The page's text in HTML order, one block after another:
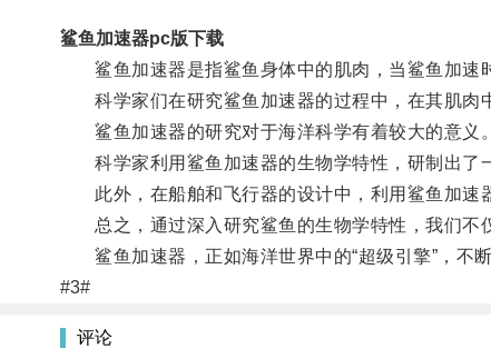
鲨鱼加速器pc版下载
鲨鱼加速器是指鲨鱼身体中的肌肉，当鲨鱼加速
科学家们在研究鲨鱼加速器的过程中，在其肌肉
鲨鱼加速器的研究对于海洋科学有着较大的意义。
科学家利用鲨鱼加速器的生物学特性，研制出了一
此外，在船舶和飞行器的设计中，利用鲨鱼加速
总之，通过深入研究鲨鱼的生物学特性，我们不
鲨鱼加速器，正如海洋世界中的“超级引擎”，不断
#3#
评论